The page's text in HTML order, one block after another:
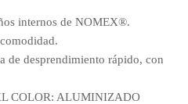
internos de NOMEX®.
de desprendimiento rápido, con
COLOR: ALUMINIZADO